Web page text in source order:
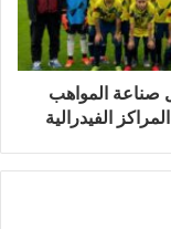
صناعة المواهب
الفيدرالية